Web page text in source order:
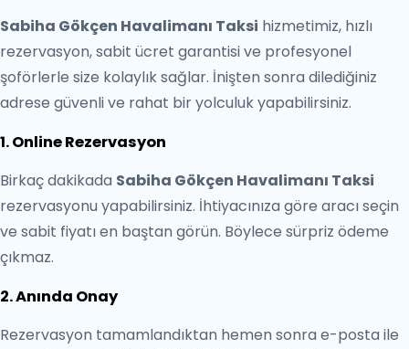
Sabiha Gökçen Havalimanı Taksi hizmetimiz, hızlı
rezervasyon, sabit ücret garantisi ve profesyonel
şoförlerle size kolaylık sağlar. İnişten sonra dilediğiniz
adrese güvenli ve rahat bir yolculuk yapabilirsiniz.
1. Online Rezervasyon
Birkaç dakikada Sabiha Gökçen Havalimanı Taksi
rezervasyonu yapabilirsiniz. İhtiyacınıza göre aracı seçin
ve sabit fiyatı en baştan görün. Böylece sürpriz ödeme
çıkmaz.
2. Anında Onay
Rezervasyon tamamlandıktan hemen sonra e-posta ile